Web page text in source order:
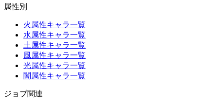
属性別
火属性キャラ一覧
水属性キャラ一覧
土属性キャラ一覧
風属性キャラ一覧
光属性キャラ一覧
闇属性キャラ一覧
ジョブ関連